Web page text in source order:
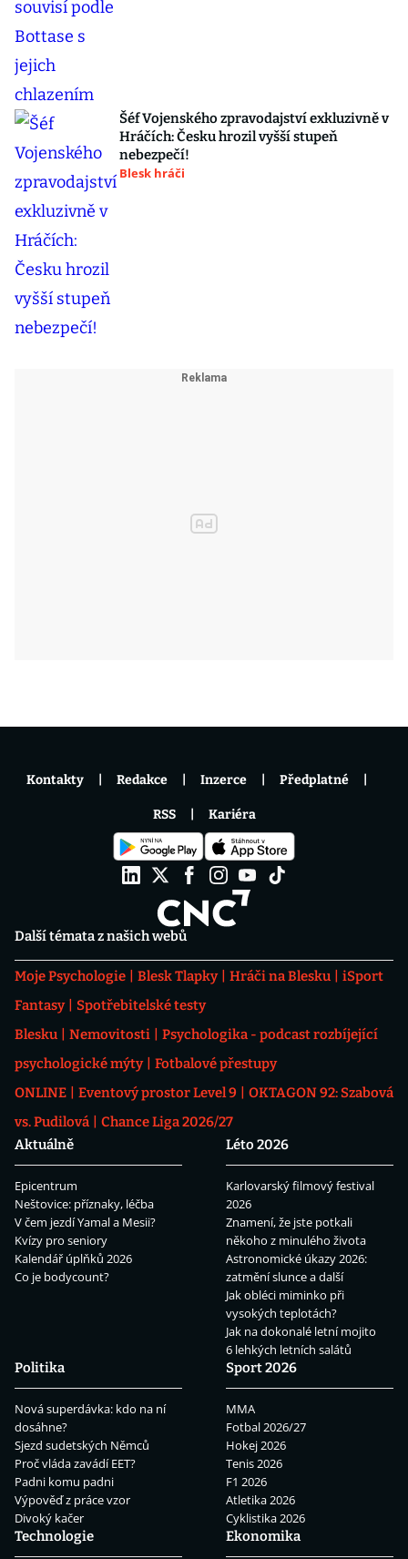
Šéf Vojenského zpravodajství exkluzivně v
Hráčích: Česku hrozil vyšší stupeň
nebezpečí!
Blesk hráči
Další témata z našich webů
Moje Psychologie Blesk Tlapky Hráči na Blesku
iSport
Fantasy
Spotřebitelské testy
Blesku
Nemovitosti
Psychologika - podcast rozbíjející
psychologické mýty
Fotbalové přestupy
ONLINE
Eventový prostor Level 9
OKTAGON 92: Szabová
vs. Pudilová
Chance Liga 2026/27
Aktuálně
Epicentrum
Neštovice: příznaky, léčba
V čem jezdí Yamal a Mesii?
Kvízy pro seniory
Kalendář úplňků 2026
Co je bodycount?
Léto 2026
Karlovarský filmový festival
2026
Znamení, že jste potkali
někoho z minulého života
Astronomické úkazy 2026:
zatmění slunce a další
Jak obléci miminko při
vysokých teplotách?
Jak na dokonalé letní mojito
6 lehkých letních salátů
Politika
Nová superdávka: kdo na ní
dosáhne?
Sjezd sudetských Němců
Proč vláda zavádí EET?
Padni komu padni
Výpověď z práce vzor
Divoký kačer
Sport 2026
MMA
Fotbal 2026/27
Hokej 2026
Tenis 2026
F1 2026
Atletika 2026
Cyklistika 2026
Technologie
Ekonomika
Kontakty Redakce Inzerce Předplatné
RSS Kariéra